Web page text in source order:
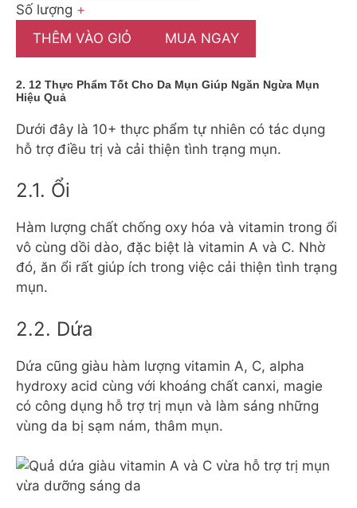
Số lượng +
THÊM VÀO GIỎ
MUA NGAY
2. 12 Thực Phẩm Tốt Cho Da Mụn Giúp Ngăn Ngừa Mụn
Hiệu Quả
Dưới đây là 10+ thực phẩm tự nhiên có tác dụng
hỗ trợ điều trị và cải thiện tình trạng mụn.
2.1. Ổi
Hàm lượng chất chống oxy hóa và vitamin trong ổi
vô cùng dồi dào, đặc biệt là vitamin A và C. Nhờ
đó, ăn ổi rất giúp ích trong việc cải thiện tình trạng
mụn.
2.2. Dứa
Dứa cũng giàu hàm lượng vitamin A, C, alpha
hydroxy acid cùng với khoáng chất canxi, magie
có công dụng hỗ trợ trị mụn và làm sáng những
vùng da bị sạm nám, thâm mụn.